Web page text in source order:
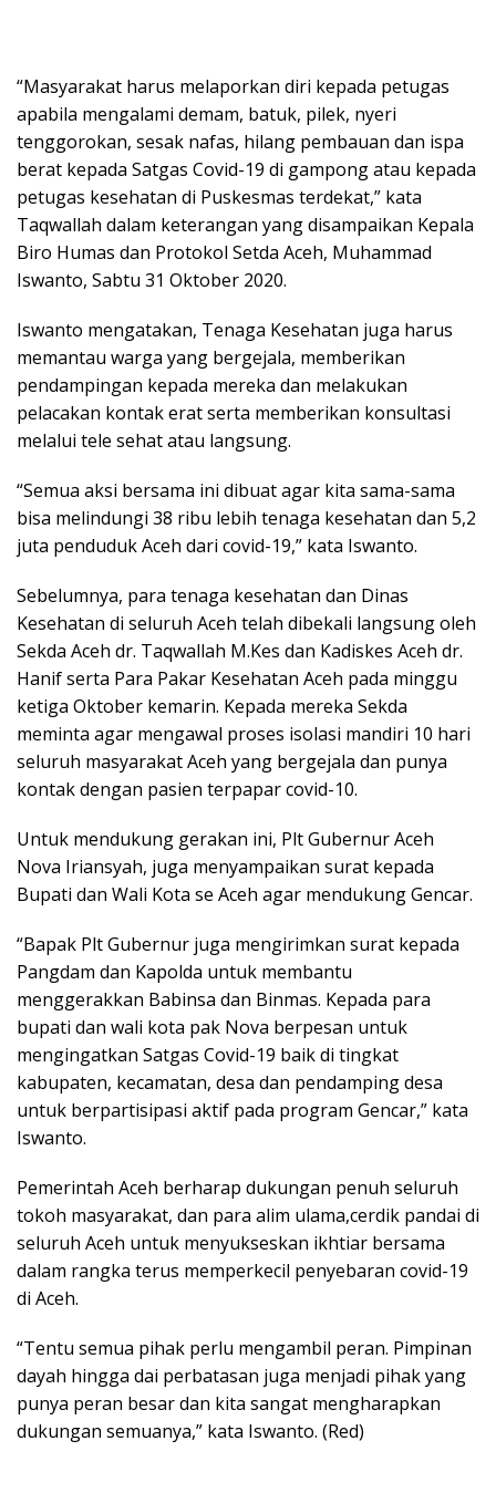
“Masyarakat harus melaporkan diri kepada petugas
apabila mengalami demam, batuk, pilek, nyeri
tenggorokan, sesak nafas, hilang pembauan dan ispa
berat kepada Satgas Covid-19 di gampong atau kepada
petugas kesehatan di Puskesmas terdekat,” kata
Taqwallah dalam keterangan yang disampaikan Kepala
Biro Humas dan Protokol Setda Aceh, Muhammad
Iswanto, Sabtu 31 Oktober 2020.
Iswanto mengatakan, Tenaga Kesehatan juga harus
memantau warga yang bergejala, memberikan
pendampingan kepada mereka dan melakukan
pelacakan kontak erat serta memberikan konsultasi
melalui tele sehat atau langsung.
“Semua aksi bersama ini dibuat agar kita sama-sama
bisa melindungi 38 ribu lebih tenaga kesehatan dan 5,2
juta penduduk Aceh dari covid-19,” kata Iswanto.
Sebelumnya, para tenaga kesehatan dan Dinas
Kesehatan di seluruh Aceh telah dibekali langsung oleh
Sekda Aceh dr. Taqwallah M.Kes dan Kadiskes Aceh dr.
Hanif serta Para Pakar Kesehatan Aceh pada minggu
ketiga Oktober kemarin. Kepada mereka Sekda
meminta agar mengawal proses isolasi mandiri 10 hari
seluruh masyarakat Aceh yang bergejala dan punya
kontak dengan pasien terpapar covid-10.
Untuk mendukung gerakan ini, Plt Gubernur Aceh
Nova Iriansyah, juga menyampaikan surat kepada
Bupati dan Wali Kota se Aceh agar mendukung Gencar.
“Bapak Plt Gubernur juga mengirimkan surat kepada
Pangdam dan Kapolda untuk membantu
menggerakkan Babinsa dan Binmas. Kepada para
bupati dan wali kota pak Nova berpesan untuk
mengingatkan Satgas Covid-19 baik di tingkat
kabupaten, kecamatan, desa dan pendamping desa
untuk berpartisipasi aktif pada program Gencar,” kata
Iswanto.
Pemerintah Aceh berharap dukungan penuh seluruh
tokoh masyarakat, dan para alim ulama,cerdik pandai di
seluruh Aceh untuk menyukseskan ikhtiar bersama
dalam rangka terus memperkecil penyebaran covid-19
di Aceh.
“Tentu semua pihak perlu mengambil peran. Pimpinan
dayah hingga dai perbatasan juga menjadi pihak yang
punya peran besar dan kita sangat mengharapkan
dukungan semuanya,” kata Iswanto. (Red)